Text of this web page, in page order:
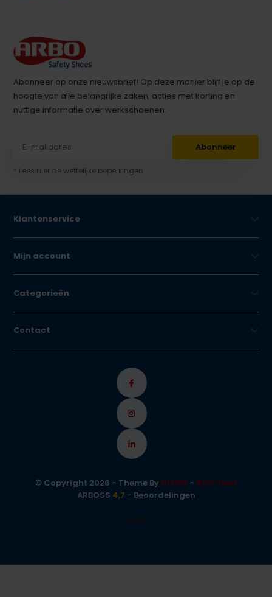
Abonneer op onze nieuwsbrief! Op deze manier blijf je op de
hoogte van alle belangrijke zaken, acties met korting en
nuttige informatie over werkschoenen.
Abonneer
* Lees hier de wettelijke beperkingen
Klantenservice
Mijn account
Categorieën
Contact
© Copyright 2026 - Theme By DMWS - RSS-feed
ARBOSS 4,7 - Beoordelingen